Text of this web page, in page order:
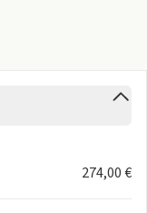
274,00 €